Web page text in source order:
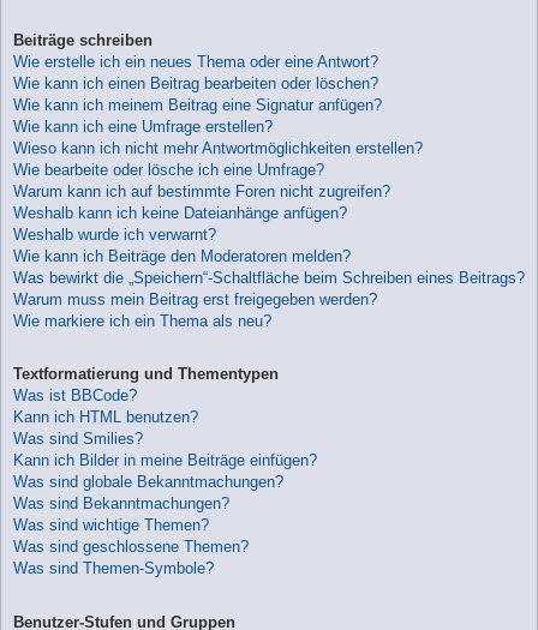
Beiträge schreiben
Wie erstelle ich ein neues Thema oder eine Antwort?
Wie kann ich einen Beitrag bearbeiten oder löschen?
Wie kann ich meinem Beitrag eine Signatur anfügen?
Wie kann ich eine Umfrage erstellen?
Wieso kann ich nicht mehr Antwortmöglichkeiten erstellen?
Wie bearbeite oder lösche ich eine Umfrage?
Warum kann ich auf bestimmte Foren nicht zugreifen?
Weshalb kann ich keine Dateianhänge anfügen?
Weshalb wurde ich verwarnt?
Wie kann ich Beiträge den Moderatoren melden?
Was bewirkt die „Speichern“-Schaltfläche beim Schreiben eines Beitrags?
Warum muss mein Beitrag erst freigegeben werden?
Wie markiere ich ein Thema als neu?
Textformatierung und Thementypen
Was ist BBCode?
Kann ich HTML benutzen?
Was sind Smilies?
Kann ich Bilder in meine Beiträge einfügen?
Was sind globale Bekanntmachungen?
Was sind Bekanntmachungen?
Was sind wichtige Themen?
Was sind geschlossene Themen?
Was sind Themen-Symbole?
Benutzer-Stufen und Gruppen